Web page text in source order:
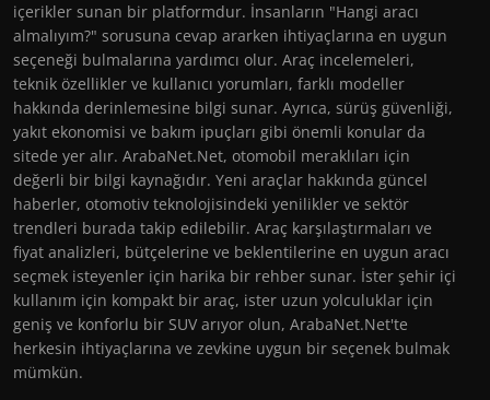
içerikler sunan bir platformdur. İnsanların "Hangi aracı
almalıyım?" sorusuna cevap ararken ihtiyaçlarına en uygun
seçeneği bulmalarına yardımcı olur. Araç incelemeleri,
teknik özellikler ve kullanıcı yorumları, farklı modeller
hakkında derinlemesine bilgi sunar. Ayrıca, sürüş güvenliği,
yakıt ekonomisi ve bakım ipuçları gibi önemli konular da
sitede yer alır. ArabaNet.Net, otomobil meraklıları için
değerli bir bilgi kaynağıdır. Yeni araçlar hakkında güncel
haberler, otomotiv teknolojisindeki yenilikler ve sektör
trendleri burada takip edilebilir. Araç karşılaştırmaları ve
fiyat analizleri, bütçelerine ve beklentilerine en uygun aracı
seçmek isteyenler için harika bir rehber sunar. İster şehir içi
kullanım için kompakt bir araç, ister uzun yolculuklar için
geniş ve konforlu bir SUV arıyor olun, ArabaNet.Net'te
herkesin ihtiyaçlarına ve zevkine uygun bir seçenek bulmak
mümkün.